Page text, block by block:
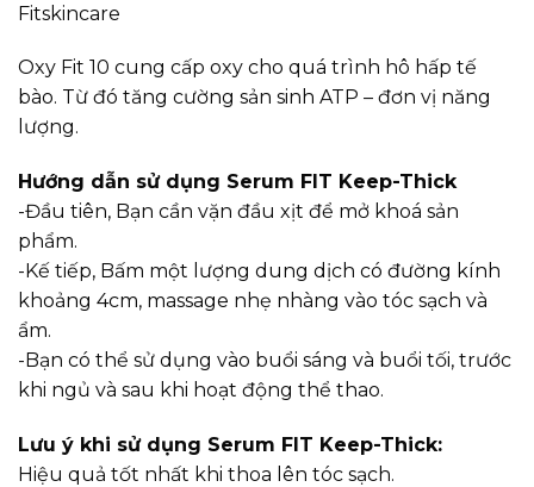
Fitskincare
Oxy Fit 10 cung cấp oxy cho quá trình hô hấp tế
bào. Từ đó tăng cường sản sinh ATP – đơn vị năng
lượng.
Hướng dẫn sử dụng Serum FIT Keep-Thick
-Đầu tiên, Bạn cần vặn đầu xịt để mở khoá sản
phẩm.
-Kế tiếp, Bấm một lượng dung dịch có đường kính
khoảng 4cm, massage nhẹ nhàng vào tóc sạch và
ẩm.
-Bạn có thể sử dụng vào buổi sáng và buổi tối, trước
khi ngủ và sau khi hoạt động thể thao.
Lưu ý khi sử dụng Serum FIT Keep-Thick:
Hiệu quả tốt nhất khi thoa lên tóc sạch.